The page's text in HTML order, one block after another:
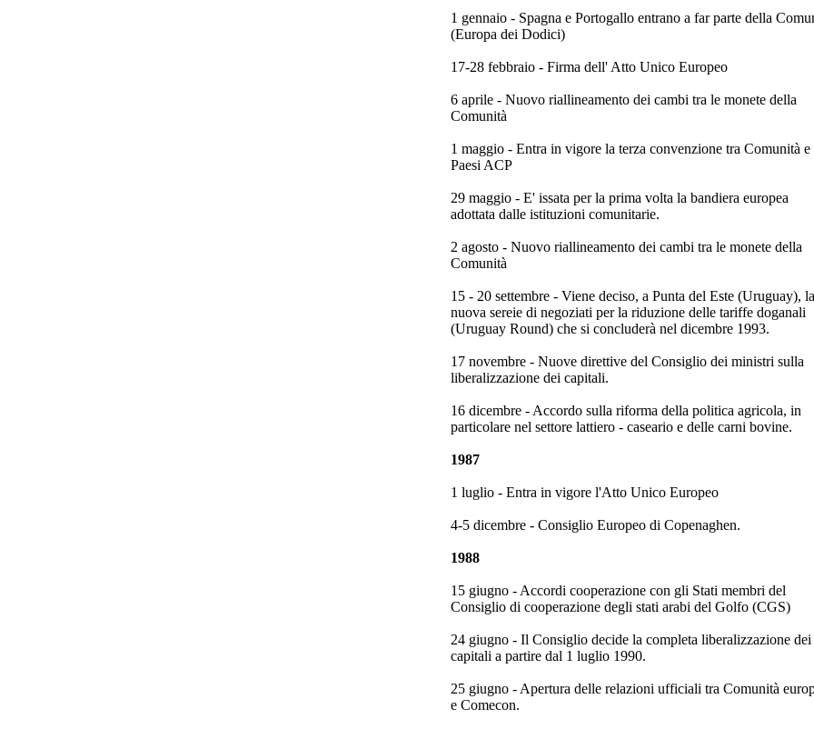
1 gennaio - Spagna e Portogallo entrano a far parte della
(Europa dei Dodici)
17-28 febbraio - Firma dell' Atto Unico Europeo
6 aprile - Nuovo riallineamento dei cambi tra le monete della
Comunità
1 maggio - Entra in vigore la terza convenzione tra Comunità e
Paesi ACP
29 maggio - E' issata per la prima volta la bandiera europea
adottata dalle istituzioni comunitarie.
2 agosto - Nuovo riallineamento dei cambi tra le monete della
Comunità
15 - 20 settembre - Viene deciso, a Punta del Este (Uruguay), la
nuova sereie di negoziati per la riduzione delle tariffe doganali
(Uruguay Round) che si concluderà nel dicembre 1993.
17 novembre - Nuove direttive del Consiglio dei ministri sulla
liberalizzazione dei capitali.
16 dicembre - Accordo sulla riforma della politica agricola, in
particolare nel settore lattiero - caseario e delle carni bovine.
1987
1 luglio - Entra in vigore l'Atto Unico Europeo
4-5 dicembre - Consiglio Europeo di Copenaghen.
1988
15 giugno - Accordi cooperazione con gli Stati membri del
Consiglio di cooperazione degli stati arabi del Golfo (CGS)
24 giugno - Il Consiglio decide la completa liberalizzazione dei
capitali a partire dal 1 luglio 1990.
25 giugno - Apertura delle relazioni ufficiali tra Comunità
e Comecon.